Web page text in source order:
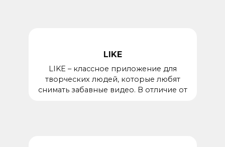
LIKE
LIKE – классное приложение для
творческих людей, которые любят
снимать забавные видео. В отличие от